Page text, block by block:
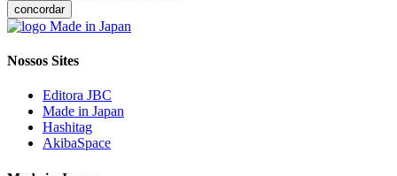
concordar
Nossos Sites
Editora JBC
Made in Japan
Hashitag
AkibaSpace